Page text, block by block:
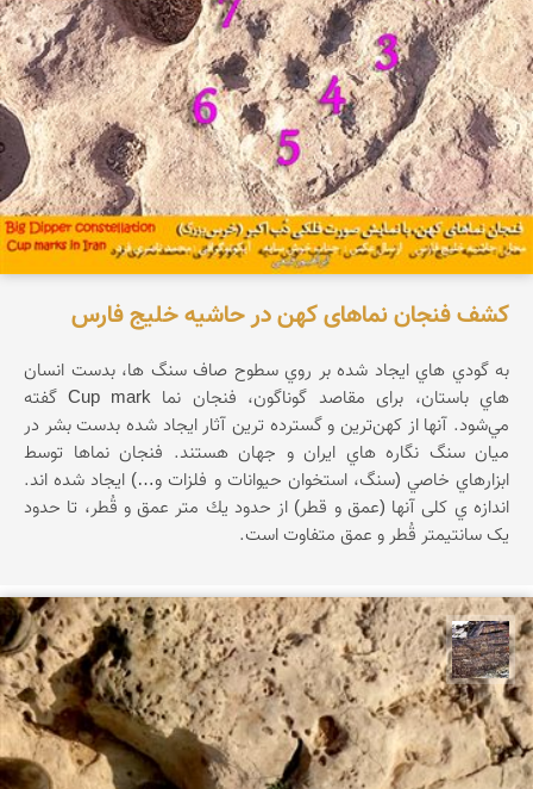
کشف فنجان نماهای کهن در حاشیه خلیج فارس
به گودي هاي ايجاد شده بر روي سطوح صاف سنگ ها، بدست انسان
هاي باستان، برای مقاصد گوناگون، فنجان نما Cup mark گفته
مي‌‌شود. آنها از كهن‌ترين و گسترده ترين آثار ايجاد شده بدست بشر در
ميان سنگ نگاره هاي ايران و جهان هستند. فنجان نماها توسط
ابزارهاي خاصي (سنگ، استخوان حيوانات و فلزات و…) ايجاد شده اند.
اندازه ي کلی آنها (عمق و قطر) از حدود يك متر عمق و قُطر، تا حدود
یک سانتیمتر قُطر و عمق متفاوت است.
محمد ناصری فرد